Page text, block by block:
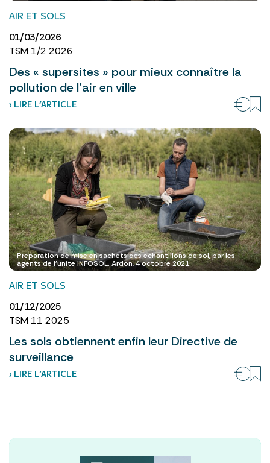
AIR ET SOLS
01/03/2026
TSM 1/2 2026
Des « supersites » pour mieux connaître la
pollution de l’air en ville
› LIRE L’ARTICLE
Preparation de mise en sachets des echantillons de sol, par les
agents de l'unite INFOSOL. Ardon, 4 octobre 2021.
AIR ET SOLS
01/12/2025
TSM 11 2025
Les sols obtiennent enfin leur Directive de
surveillance
› LIRE L’ARTICLE